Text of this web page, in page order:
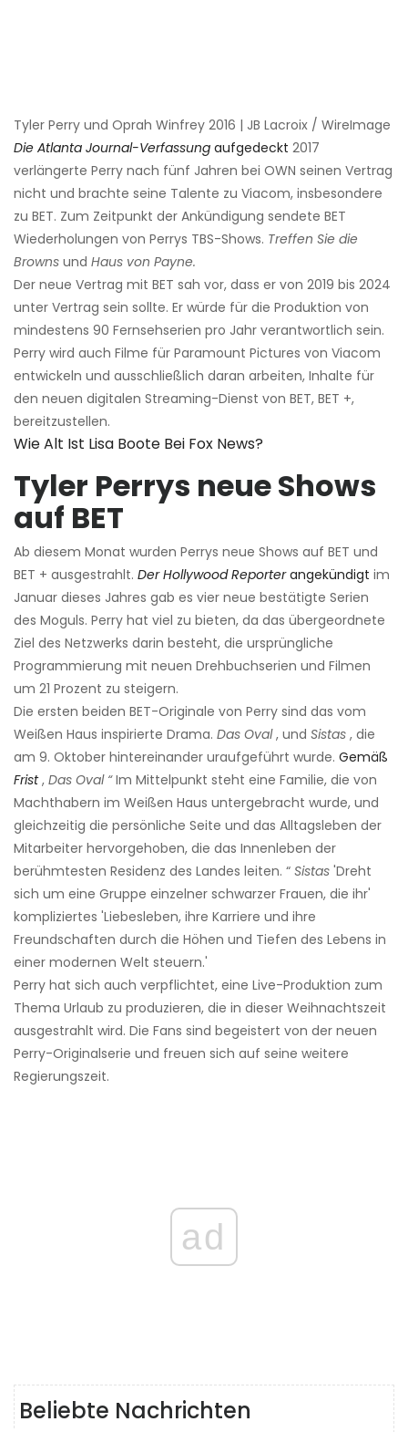
Tyler Perry und Oprah Winfrey 2016 | JB Lacroix / WireImage
Die Atlanta Journal-Verfassung aufgedeckt 2017
verlängerte Perry nach fünf Jahren bei OWN seinen Vertrag
nicht und brachte seine Talente zu Viacom, insbesondere
zu BET. Zum Zeitpunkt der Ankündigung sendete BET
Wiederholungen von Perrys TBS-Shows. Treffen Sie die
Browns und Haus von Payne.
Der neue Vertrag mit BET sah vor, dass er von 2019 bis 2024
unter Vertrag sein sollte. Er würde für die Produktion von
mindestens 90 Fernsehserien pro Jahr verantwortlich sein.
Perry wird auch Filme für Paramount Pictures von Viacom
entwickeln und ausschließlich daran arbeiten, Inhalte für
den neuen digitalen Streaming-Dienst von BET, BET +,
bereitzustellen.
Wie Alt Ist Lisa Boote Bei Fox News?
Tyler Perrys neue Shows
auf BET
Ab diesem Monat wurden Perrys neue Shows auf BET und
BET + ausgestrahlt. Der Hollywood Reporter angekündigt im
Januar dieses Jahres gab es vier neue bestätigte Serien
des Moguls. Perry hat viel zu bieten, da das übergeordnete
Ziel des Netzwerks darin besteht, die ursprüngliche
Programmierung mit neuen Drehbuchserien und Filmen
um 21 Prozent zu steigern.
Die ersten beiden BET-Originale von Perry sind das vom
Weißen Haus inspirierte Drama. Das Oval, und Sistas , die
am 9. Oktober hintereinander uraufgeführt wurde. Gemäß
Frist , Das Oval “Im Mittelpunkt steht eine Familie, die von
Machthabern im Weißen Haus untergebracht wurde, und
gleichzeitig die persönliche Seite und das Alltagsleben der
Mitarbeiter hervorgehoben, die das Innenleben der
berühmtesten Residenz des Landes leiten. “ Sistas 'Dreht
sich um eine Gruppe einzelner schwarzer Frauen, die ihr'
kompliziertes 'Liebesleben, ihre Karriere und ihre
Freundschaften durch die Höhen und Tiefen des Lebens in
einer modernen Welt steuern.'
Perry hat sich auch verpflichtet, eine Live-Produktion zum
Thema Urlaub zu produzieren, die in dieser Weihnachtszeit
ausgestrahlt wird. Die Fans sind begeistert von der neuen
Perry-Originalserie und freuen sich auf seine weitere
Regierungszeit.
ad
Beliebte Nachrichten